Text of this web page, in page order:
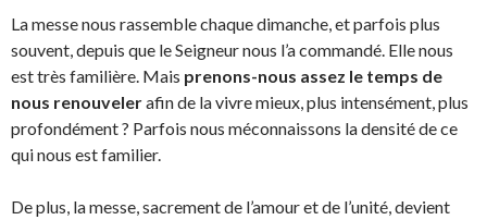
La messe nous rassemble chaque dimanche, et parfois plus
souvent, depuis que le Seigneur nous l’a commandé. Elle nous
est très familière. Mais prenons-nous assez le temps de
nous renouvelerafin de la vivre mieux, plus intensément, plus
profondément ? Parfois nous méconnaissons la densité de ce
qui nous est familier.
De plus, la messe, sacrement de l’amour et de l’unité, devient